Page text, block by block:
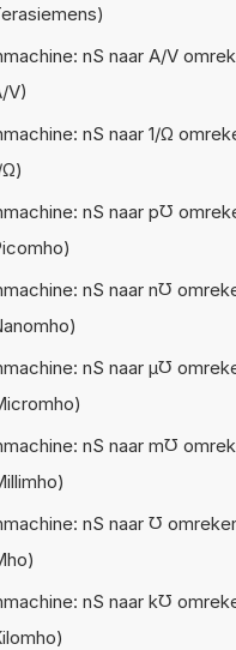
nS naar A/V
V)
nS naar 1/Ω
Ω)
nS naar p℧
nS naar n℧
nS naar µ℧
nS naar m℧
nS naar ℧
nS naar k℧